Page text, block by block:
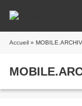
Accueil »